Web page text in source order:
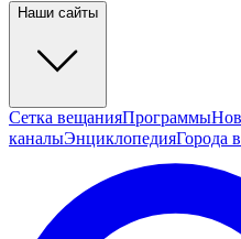
Наши сайты
Сетка вещанияПрограммы
каналыЭнциклопедияГорода